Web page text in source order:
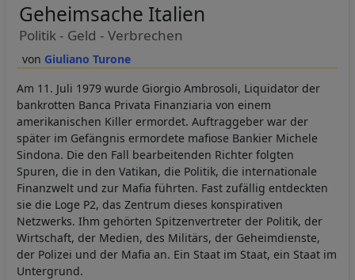
Giuliano Turone
Geheimsache Italien
Politik - Geld - Verbrechen
Am 11. Juli 1979 wurde Giorgio Ambrosoli, Liquidator der
bankrotten Banca Privata Finanziaria von einem
amerikanischen Killer ermordet. Auftraggeber war der
später im Gefängnis ermordete mafiose Bankier Michele
Sindona. Die den Fall bearbeitenden Richter folgten
Spuren, die in den Vatikan, die Politik, die internationale
Finanzwelt und zur Mafia führten. Fast zufällig entdeckten
sie die Loge P2, das Zentrum dieses konspirativen
Netzwerks. Ihm gehörten Spitzenvertreter der Politik, der
Wirtschaft, der Medien, des Militärs, der Geheimdienste,
der Polizei und der Mafia an. Ein Staat im Staat, ein Staat im
Untergrund.